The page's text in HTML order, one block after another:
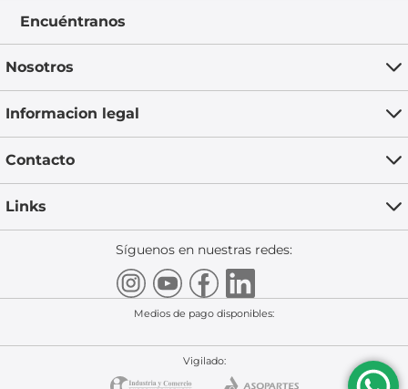
Encuéntranos
Nosotros
Informacion legal
Contacto
Links
Síguenos en nuestras redes:
Medios de pago disponibles:
Vigilado: